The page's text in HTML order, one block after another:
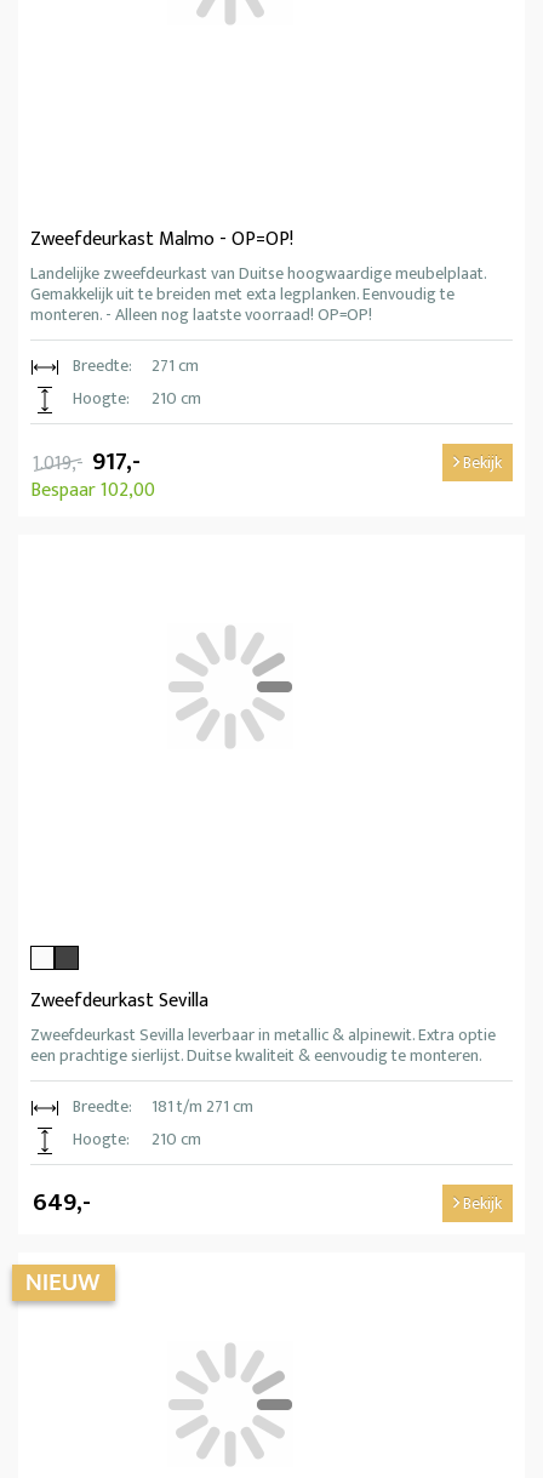
Zweefdeurkast Malmo - OP=OP!
Landelijke zweefdeurkast van Duitse hoogwaardige meubelplaat.
Gemakkelijk uit te breiden met exta legplanken. Eenvoudig te
monteren. - Alleen nog laatste voorraad! OP=OP!
Breedte:
271 cm
Hoogte:
210 cm
1.019,- 917,-
Bespaar 102,00
Bekijk
Zweefdeurkast Sevilla
Zweefdeurkast Sevilla leverbaar in metallic & alpinewit. Extra optie
een prachtige sierlijst. Duitse kwaliteit & eenvoudig te monteren.
Breedte:
181 t/m 271 cm
Hoogte:
210 cm
649,- Bekijk